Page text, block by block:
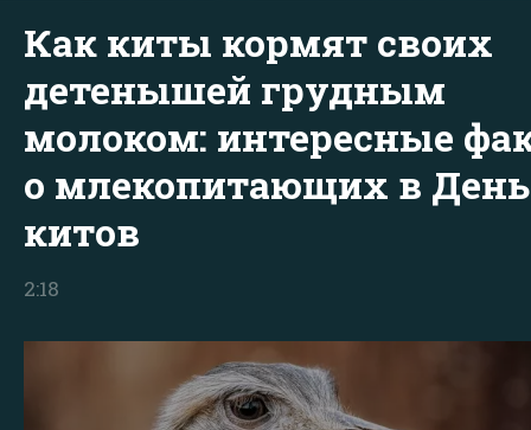
Как киты кормят своих
детенышей грудным
молоком: интересные
о млекопитающих в День
китов
2:18